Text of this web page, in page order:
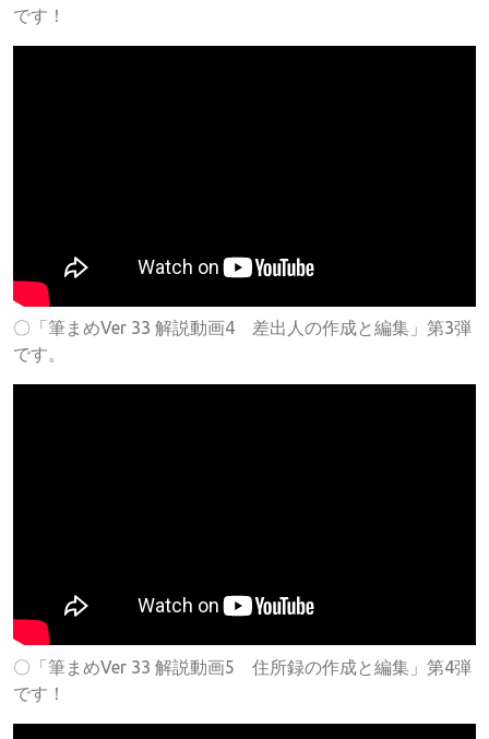
です！
〇「筆まめVer 33 解説動画4 差出人の作成と編集」第3弾
です。
〇「筆まめVer 33 解説動画5 住所録の作成と編集」第4弾
です！